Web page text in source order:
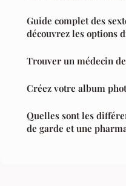
Guide complet des
découvrez les options
Trouver un médecin
Créez votre album
Quelles sont les
de garde et une